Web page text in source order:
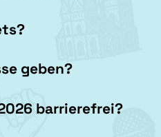
geben?
barrierefrei?